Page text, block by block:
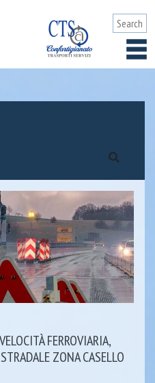
FERROVIARIA,
ZONA CASELLO